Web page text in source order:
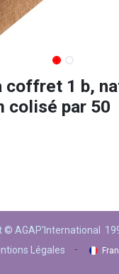
coffret 1 b,
colisé par 50
© AGAP'International
Légales
-